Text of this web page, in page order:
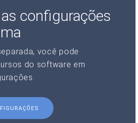
configurações
você pode
do software em